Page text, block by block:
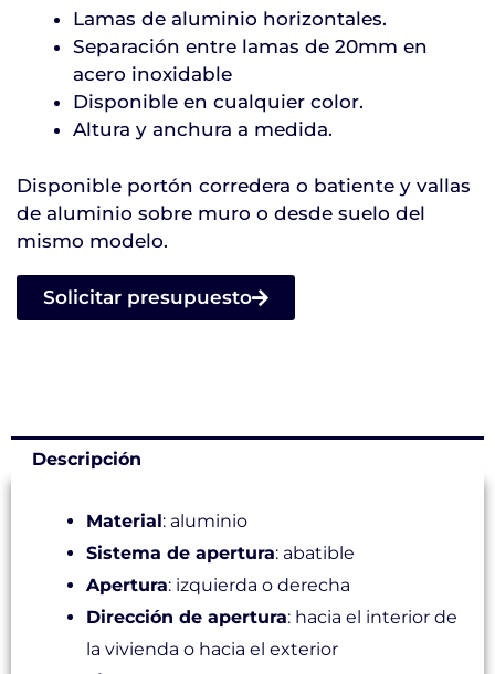
Lamas de aluminio horizontales.
Separación entre lamas de 20mm en
acero inoxidable
Disponible en cualquier color.
Altura y anchura a medida.
Disponible portón corredera o batiente y vallas
de aluminio sobre muro o desde suelo del
mismo modelo.
Solicitar presupuesto
Descripción
Material: aluminio
Sistema de apertura: abatible
Apertura: izquierda o derecha
Dirección de apertura: hacia el interior de
la vivienda o hacia el exterior